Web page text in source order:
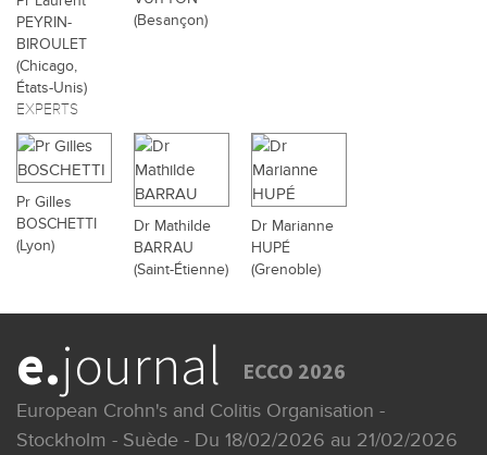
PEYRIN-
BIROULET
(Chicago,
États-Unis)
(Besançon)
EXPERTS
Pr Gilles
BOSCHETTI
(Lyon)
Dr Mathilde
BARRAU
(Saint-Étienne)
Dr Marianne
HUPÉ
(Grenoble)
e.journal ECCO 2026
European Crohn's and Colitis Organisation -
Stockholm - Suède - Du 18/02/2026 au 21/02/2026